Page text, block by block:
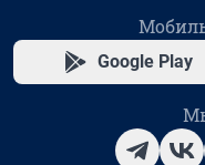
Google Play